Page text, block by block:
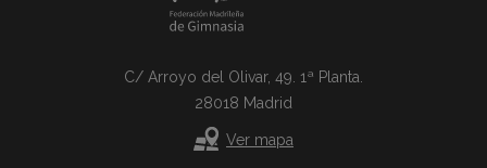
C/ Arroyo del Olivar, 49. 1ª Planta.
28018 Madrid
Ver mapa